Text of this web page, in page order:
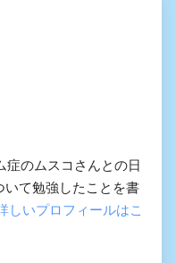
症のムスコさんとの日
て勉強したことを書
しいプロフィールはこ